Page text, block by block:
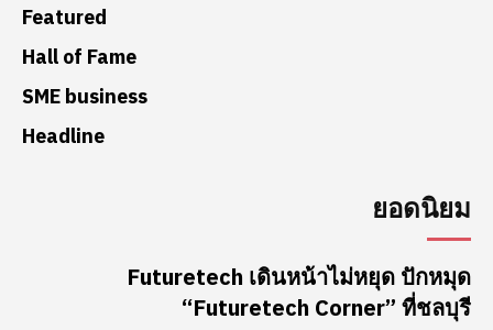
Featured
Hall of Fame
SME business
Headline
ยอดนิยม
Futuretech เดินหน้าไม่หยุด ปักหมุด
“Futuretech Corner” ที่ชลบุรี